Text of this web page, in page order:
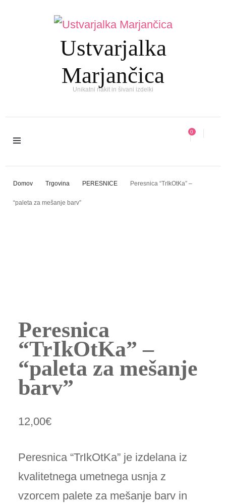
Ustvarjalka
Marjančica
Unikatni nakit in šivani izdelki
0
Domov Trgovina PERESNICE Peresnica “TrIkOtKa” –
“paleta za mešanje barv”
Peresnica
“TrIkOtKa” –
“paleta za mešanje
barv”
12,00€
Peresnica “TrIkOtKa” je izdelana iz
kvalitetnega umetnega usnja z
vzorcem palete za mešanje barv in